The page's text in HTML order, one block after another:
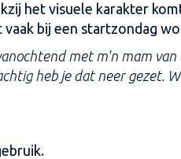
het visuele karakter
bij een startzondag
met m'n mam van
heb je dat neer gezet.